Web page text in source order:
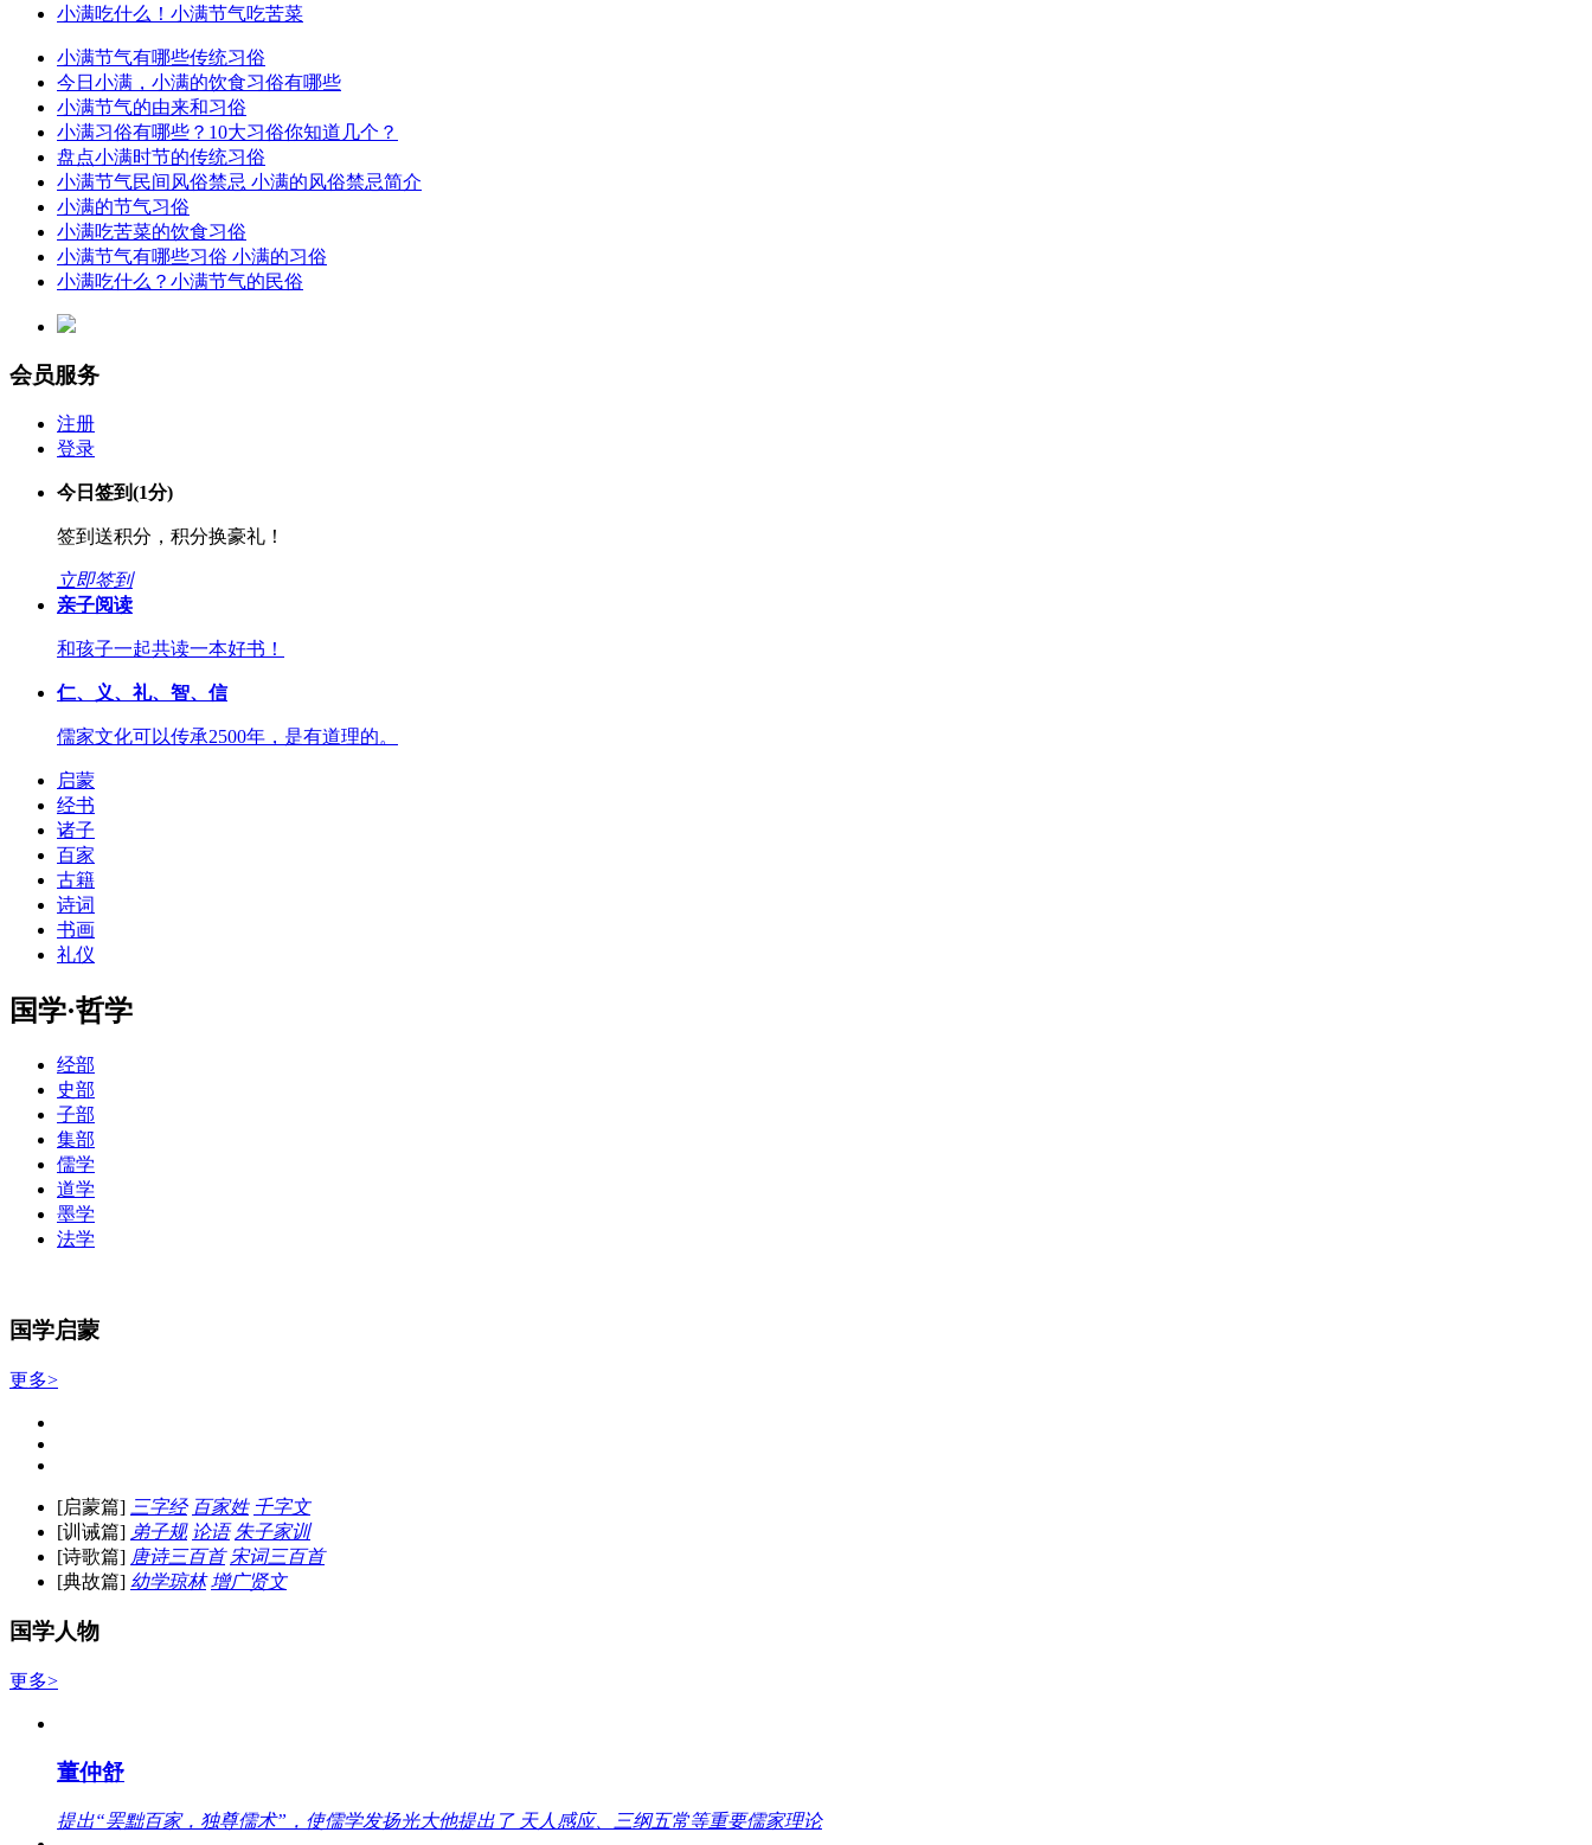
小满吃什么！小满节气吃苦菜
小满节气有哪些传统习俗
今日小满，小满的饮食习俗有哪些
小满节气的由来和习俗
小满习俗有哪些？10大习俗你知道几个？
盘点小满时节的传统习俗
小满节气民间风俗禁忌 小满的风俗禁忌简介
小满的节气习俗
小满吃苦菜的饮食习俗
小满节气有哪些习俗 小满的习俗
小满吃什么？小满节气的民俗
会员服务
注册
登录
今日签到(1分)
签到送积分，积分换豪礼！
立即签到
亲子阅读
和孩子一起共读一本好书！
仁、义、礼、智、信
儒家文化可以传承2500年，是有道理的。
启蒙
经书
诸子
百家
古籍
诗词
书画
礼仪
国学·哲学
经部
史部
子部
集部
儒学
道学
墨学
法学
国学启蒙
更多>
[启蒙篇] 三字经 百家姓 千字文
[训诫篇] 弟子规 论语 朱子家训
[诗歌篇] 唐诗三百首 宋词三百首
[典故篇] 幼学琼林 增广贤文
国学人物
更多>
董仲舒
提出“罢黜百家，独尊儒术”，使儒学发扬光大他提出了 天人感应、三纲五常等重要儒家理论